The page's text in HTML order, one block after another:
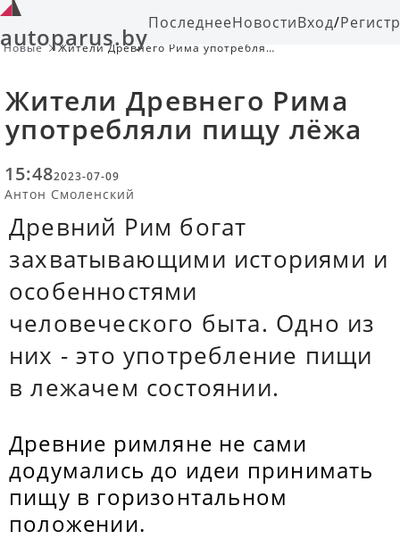
autoparus.byПоследнееНовостиВход/
Новые
Жители Древнего Рима употребляли
Жители Древнего Рима
употребляли пищу лёжа
15:482023-07-09
Антон Смоленский
Древний Рим богат
захватывающими историями и
особенностями
человеческого быта. Одно из
них - это употребление пищи
в лежачем состоянии.
Древние римляне не сами
додумались до идеи принимать
пищу в горизонтальном
положении.